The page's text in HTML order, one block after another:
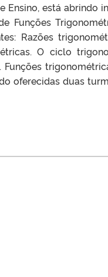
Ensino, está abrindo
Funções
Razões
O ciclo
oferecidas duas